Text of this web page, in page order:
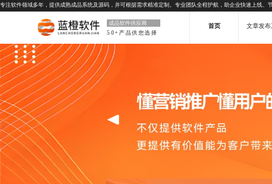
专注软件领域多年，提供成熟成品系统及源码，并可根据需求精准定制。专业团队全程护航，助企业快速上线、
成品软件供应商
50+产品供您选择
首页 文章发布